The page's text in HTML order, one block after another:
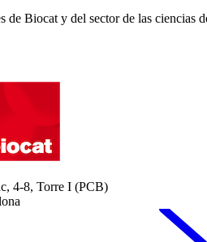
de Biocat y del sector de las ciencias
4-8, Torre I (PCB)